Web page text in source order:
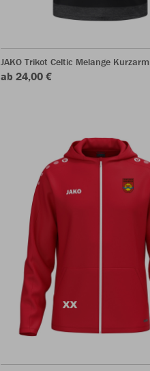
JAKO Trikot Celtic Melange Kurzarm
ab 24,00 €